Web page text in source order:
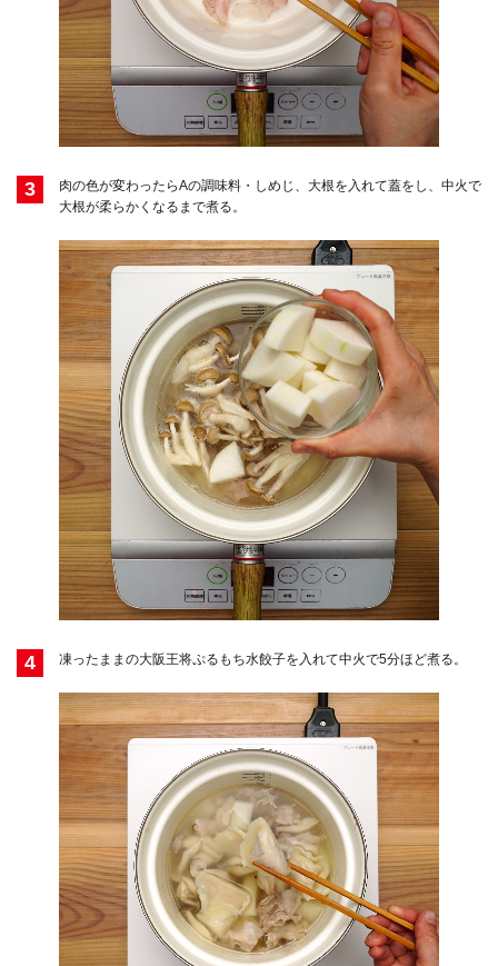
3
肉の色が変わったらAの調味料・しめじ、大根を入れて蓋をし、中火で
大根が柔らかくなるまで煮る。
4 凍ったままの大阪王将ぷるもち水餃子を入れて中火で5分ほど煮る。